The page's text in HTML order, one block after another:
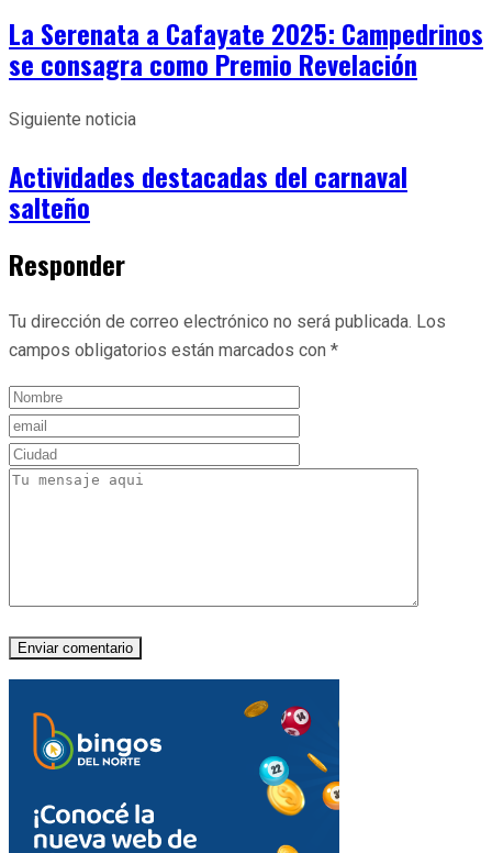
La Serenata a Cafayate 2025: Campedrinos
se consagra como Premio Revelación
Siguiente noticia
Actividades destacadas del carnaval
salteño
Responder
Tu dirección de correo electrónico no será publicada. Los
campos obligatorios están marcados con *